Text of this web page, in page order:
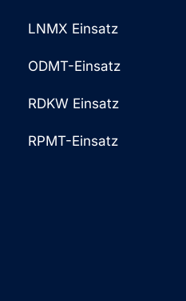
LNMX Einsatz
ODMT-Einsatz
RDKW Einsatz
RPMT-Einsatz